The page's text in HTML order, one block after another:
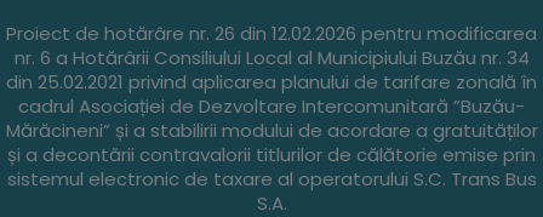
Proiect de hotărâre nr. 26 din 12.02.2026 pentru modificarea
nr. 6 a Hotărârii Consiliului Local al Municipiului Buzău nr. 34
din 25.02.2021 privind aplicarea planului de tarifare zonală în
cadrul Asociației de Dezvoltare Intercomunitară ”Buzău-
Mărăcineni” și a stabilirii modului de acordare a gratuităților
și a decontării contravalorii titlurilor de călătorie emise prin
sistemul electronic de taxare al operatorului S.C. Trans Bus
S.A.